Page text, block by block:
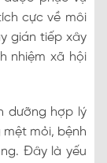
cực về môi
gián tiếp xây
nhiệm xã hội
dưỡng hợp lý
mỏi, bệnh
Đây là yếu